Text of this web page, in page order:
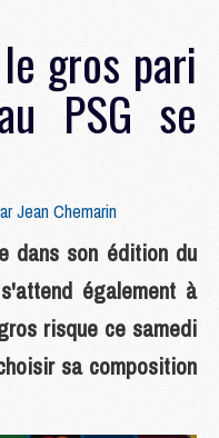
gros pari
PSG se
Jean Chemarin
dans son édition du
également à
risque ce samedi
sa composition